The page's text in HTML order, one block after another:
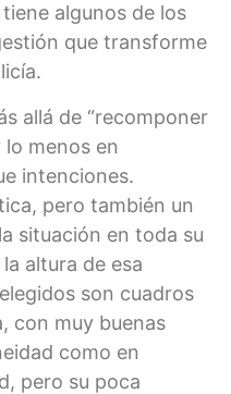
algunos de los
que transforme
allá de “recomponer
lo menos en
intenciones.
pero también un
situación en toda su
altura de esa
son cuadros
con muy buenas
como en
pero su poca